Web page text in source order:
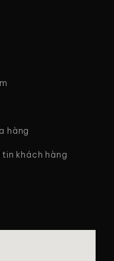
hàng
khách hàng